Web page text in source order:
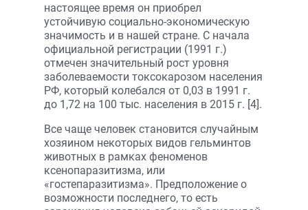
настоящее время он приобрел
устойчивую социально-экономическую
значимость и в нашей стране. С начала
официальной регистрации (1991 г.)
отмечен значительный рост уровня
заболеваемости токсокарозом населения
РФ, который колебался от 0,03 в 1991 г.
до 1,72 на 100 тыс. населения в 2015 г. [4].
Все чаще человек становится случайным
хозяином некоторых видов гельминтов
животных в рамках феноменов
ксенопаразитизма, или
«гостепаразитизма». Предположение о
возможности последнего, то есть